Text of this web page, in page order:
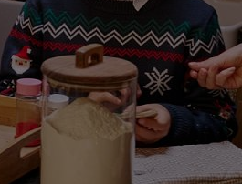
urządzenia do celów identyfikacji.
reklamy i treści, pomiar reklam i treści,